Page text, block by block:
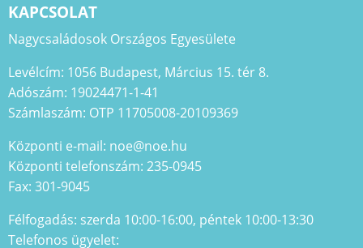
KAPCSOLAT
Nagycsaládosok Országos Egyesülete
Levélcím: 1056 Budapest, Március 15. tér 8.
Adószám: 19024471-1-41
Számlaszám: OTP 11705008-20109369
Központi e-mail: noe@noe.hu
Központi telefonszám: 235-0945
Fax: 301-9045
Félfogadás: szerda 10:00-16:00, péntek 10:00-13:30
Telefonos ügyelet: